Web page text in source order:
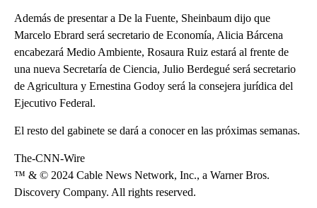
Además de presentar a De la Fuente, Sheinbaum dijo que
Marcelo Ebrard será secretario de Economía, Alicia Bárcena
encabezará Medio Ambiente, Rosaura Ruiz estará al frente de
una nueva Secretaría de Ciencia, Julio Berdegué será secretario
de Agricultura y Ernestina Godoy será la consejera jurídica del
Ejecutivo Federal.
El resto del gabinete se dará a conocer en las próximas semanas.
The-CNN-Wire
™ & © 2024 Cable News Network, Inc., a Warner Bros.
Discovery Company. All rights reserved.